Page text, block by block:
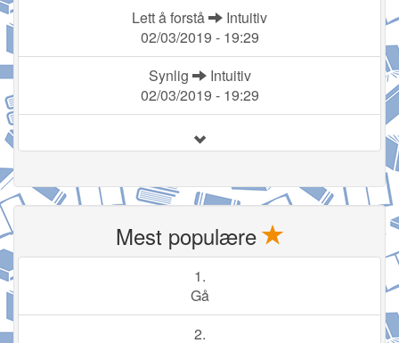
Lett å forstå
Intuitiv
02/03/2019 - 19:29
Synlig
Intuitiv
02/03/2019 - 19:29
Mest populære
1.
Gå
2.